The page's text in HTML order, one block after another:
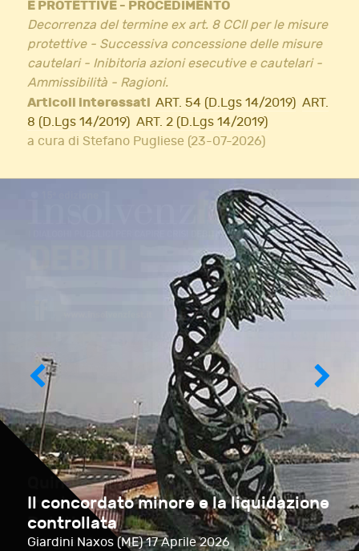
E PROTETTIVE - PROCEDIMENTO
Decorrenza del termine ex art. 8 CCII per le misure
protettive - Successiva concessione delle misure
cautelari - Inibitoria azioni esecutive e cautelari -
Ammissibilità - Ragioni.
Articoli interessati ART. 54 (D.Lgs 14/2019) ART.
8 (D.Lgs 14/2019) ART. 2 (D.Lgs 14/2019)
a cura di Stefano Pugliese (23-07-2026)
Il concordato minore e la liquidazione
controllata
Giardini Naxos (ME) 17 Aprile 2026